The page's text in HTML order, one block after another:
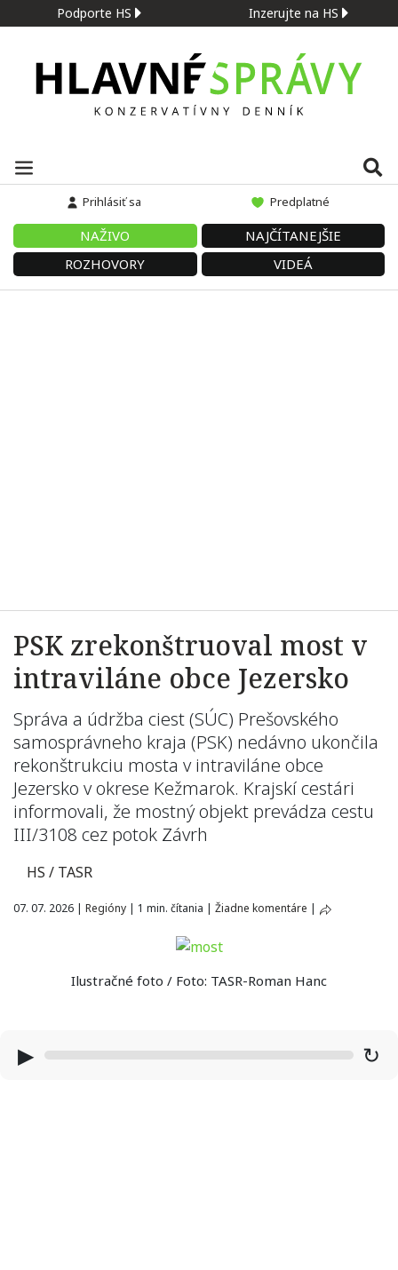
Podporte HS Inzerujte na HS
Prihlásiť sa Predplatné
NAŽIVO
NAJČÍTANEJŠIE
ROZHOVORY
VIDEÁ
PSK zrekonštruoval most v
intraviláne obce Jezersko
Správa a údržba ciest (SÚC) Prešovského
samosprávneho kraja (PSK) nedávno ukončila
rekonštrukciu mosta v intraviláne obce
Jezersko v okrese Kežmarok. Krajskí cestári
informovali, že mostný objekt prevádza cestu
III/3108 cez potok Závrh
HS / TASR
07. 07. 2026 | Regióny | 1 min. čítania | Žiadne komentáre |
Ilustračné foto / Foto: TASR-Roman Hanc
▶ ↻